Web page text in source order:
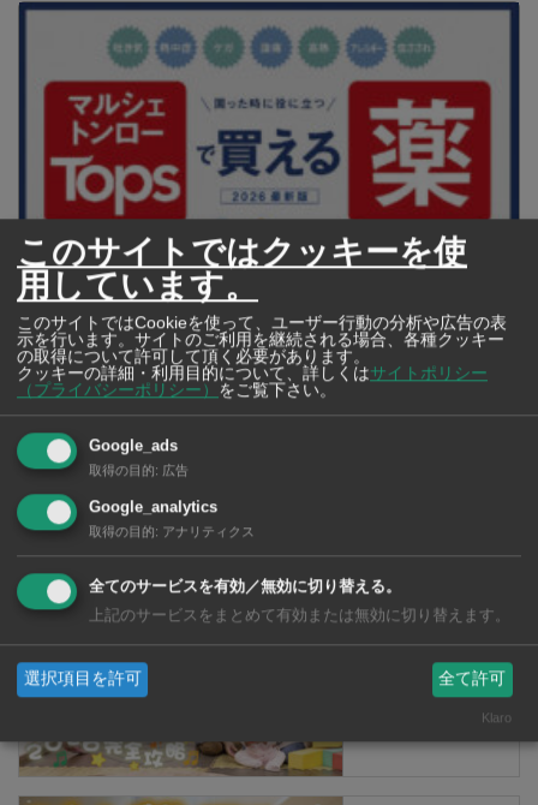
【タイ・バンコク】 マルシェトンロー内の「TOPS」で買える薬
2026年版
タイ・バンコクの保
育園選び完全攻略
このサイトではクッキーを使
用しています。
このサイトではCookieを使って、ユーザー行動の分析や広告の表
示を行います。サイトのご利用を継続される場合、各種クッキー
の取得について許可して頂く必要があります。
クッキーの詳細・利用目的について、詳しくはサイトポリシー
（プライバシーポリシー）
をご覧下さい。
Google_ads
取得の目的: 広告
Google_analytics
取得の目的: アナリティクス
全てのサービスを有効／無効に切り替える。
上記のサービスをまとめて有効または無効に切り替えます。
選択項目を許可 全て許可
Klaro